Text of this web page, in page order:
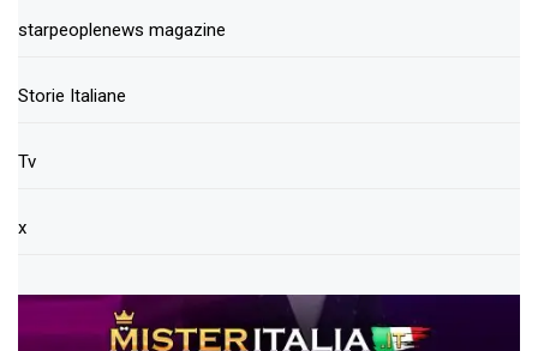
starpeoplenews magazine
Storie Italiane
Tv
x